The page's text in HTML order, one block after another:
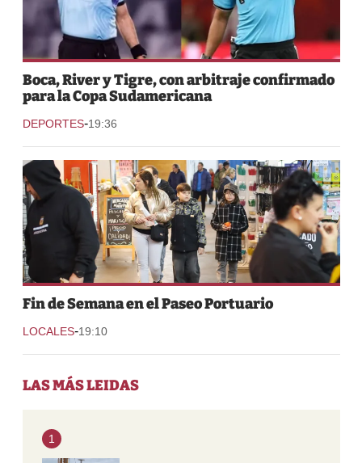
Boca, River y Tigre, con arbitraje confirmado
para la Copa Sudamericana
DEPORTES-19:36
Fin de Semana en el Paseo Portuario
LOCALES-19:10
LAS MÁS LEIDAS
1